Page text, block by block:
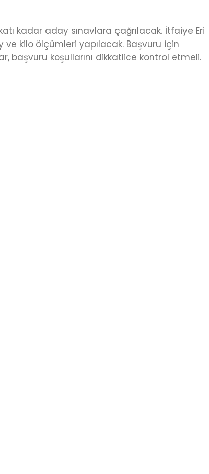
kadar aday sınavlara çağrılacak. İtfaiye Eri
ve kilo ölçümleri yapılacak. Başvuru için
başvuru koşullarını dikkatlice kontrol etmeli.